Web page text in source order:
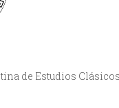
de Estudios Clásicos